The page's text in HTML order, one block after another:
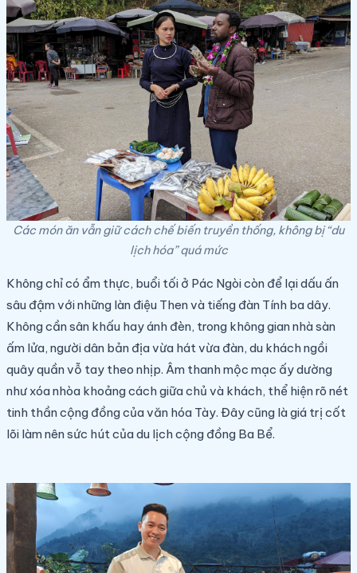
Các món ăn vẫn giữ cách chế biến truyền thống, không bị “du
lịch hóa” quá mức
Không chỉ có ẩm thực, buổi tối ở Pác Ngòi còn để lại dấu ấn
sâu đậm với những làn điệu Then và tiếng đàn Tính ba dây.
Không cần sân khấu hay ánh đèn, trong không gian nhà sàn
ấm lửa, người dân bản địa vừa hát vừa đàn, du khách ngồi
quây quần vỗ tay theo nhịp. Âm thanh mộc mạc ấy dường
như xóa nhòa khoảng cách giữa chủ và khách, thể hiện rõ nét
tinh thần cộng đồng của văn hóa Tày. Đây cũng là giá trị cốt
lõi làm nên sức hút của du lịch cộng đồng Ba Bể.